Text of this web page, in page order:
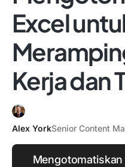
Excel
Kerja dan
Alex YorkSenior Content